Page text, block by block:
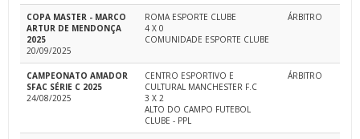
COPA MASTER - MARCO
ARTUR DE MENDONÇA
2025
20/09/2025
ROMA ESPORTE CLUBE
4 X 0
COMUNIDADE ESPORTE CLUBE
ÁRBITRO
CAMPEONATO AMADOR
SFAC SÉRIE C 2025
24/08/2025
CENTRO ESPORTIVO E
CULTURAL MANCHESTER F.C
3 X 2
ALTO DO CAMPO FUTEBOL
CLUBE - PPL
ÁRBITRO